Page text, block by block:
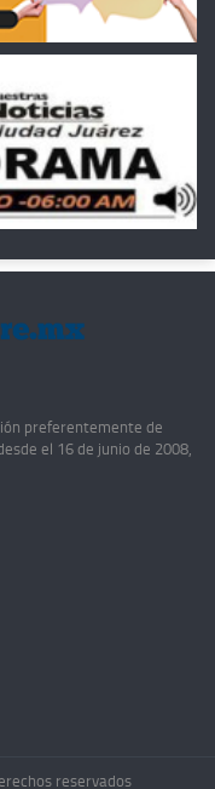
preferentemente de
el 16 de junio de 2008,
reservados